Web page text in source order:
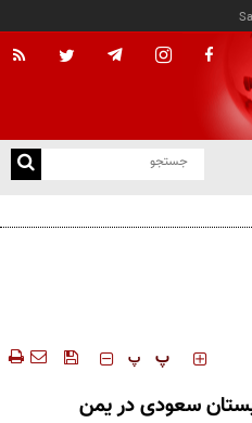
‍‍‍ پ پ
سعودی در یمن